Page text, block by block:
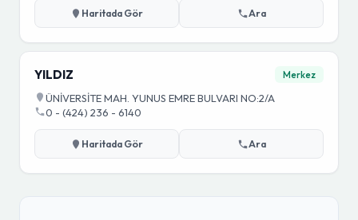
Haritada Gör Ara
YILDIZ Merkez
ÜNİVERSİTE MAH. YUNUS EMRE BULVARI NO:2/A
0 - (424) 236 - 6140
Haritada Gör Ara